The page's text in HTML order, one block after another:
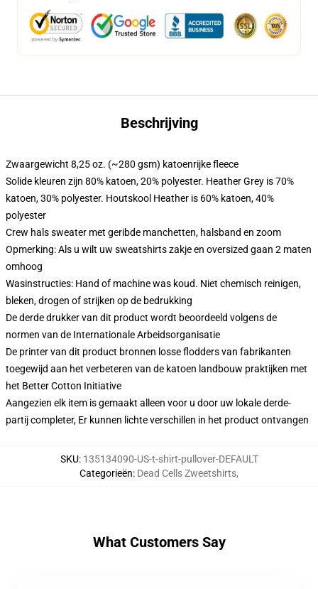
Beschrijving
Zwaargewicht 8,25 oz. (~280 gsm) katoenrijke fleece
Solide kleuren zijn 80% katoen, 20% polyester. Heather Grey is 70%
katoen, 30% polyester. Houtskool Heather is 60% katoen, 40%
polyester
Crew hals sweater met geribde manchetten, halsband en zoom
Opmerking: Als u wilt uw sweatshirts zakje en oversized gaan 2 maten
omhoog
Wasinstructies: Hand of machine was koud. Niet chemisch reinigen,
bleken, drogen of strijken op de bedrukking
De derde drukker van dit product wordt beoordeeld volgens de
normen van de Internationale Arbeidsorganisatie
De printer van dit product bronnen losse flodders van fabrikanten
toegewijd aan het verbeteren van de katoen landbouw praktijken met
het Better Cotton Initiative
Aangezien elk item is gemaakt alleen voor u door uw lokale derde-
partij completer, Er kunnen lichte verschillen in het product ontvangen
SKU: 135134090-US-t-shirt-pullover-DEFAULT
Categorieën: Dead Cells Zweetshirts,
What Customers Say